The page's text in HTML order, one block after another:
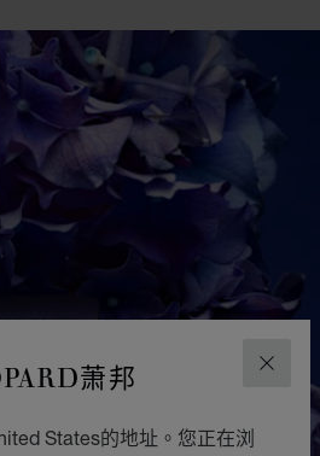
关闭
萧邦
States的地址。您正在浏